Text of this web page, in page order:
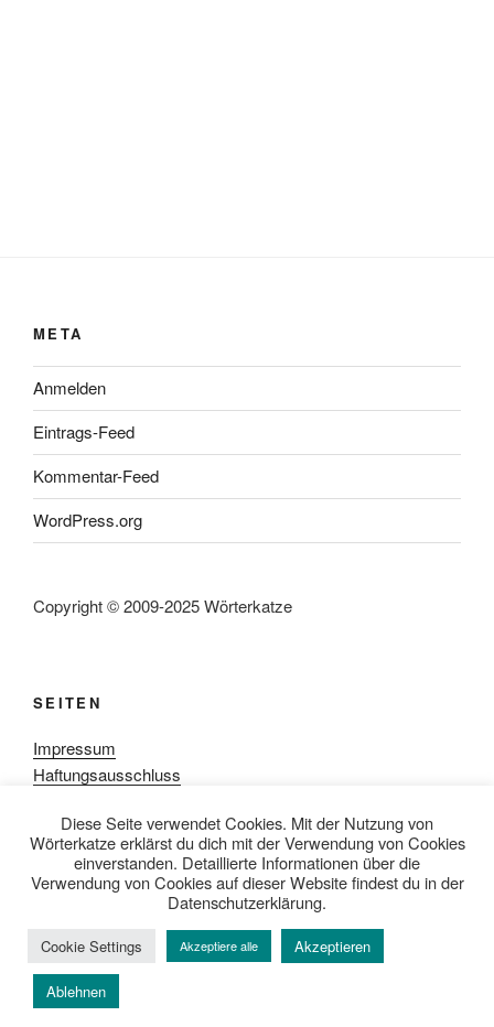
META
Anmelden
Eintrags-Feed
Kommentar-Feed
WordPress.org
Copyright © 2009-2025 Wörterkatze
SEITEN
Impressum
Haftungsausschluss
Rezensionpolitik
Bewertungsschema
Media-Kit
Datenschutzerklärung
Diese Seite verwendet Cookies. Mit der Nutzung von
Wörterkatze erklärst du dich mit der Verwendung von Cookies
einverstanden. Detaillierte Informationen über die
Verwendung von Cookies auf dieser Website findest du in der
Datenschutzerklärung.
Cookie Settings Akzeptiere alle Akzeptieren
Ablehnen